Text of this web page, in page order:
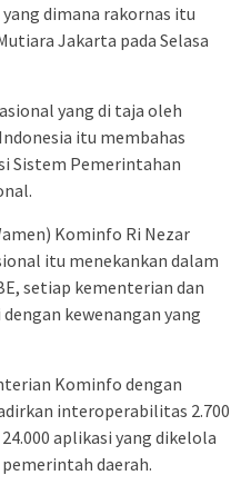
dimana rakornas itu
Jakarta pada Selasa
yang di taja oleh
itu membahas
Sistem Pemerintahan
Kominfo Ri Nezar
itu menekankan dalam
setiap kementerian dan
kewenangan yang
Kominfo dengan
interoperabilitas 2.700
aplikasi yang dikelola
daerah.